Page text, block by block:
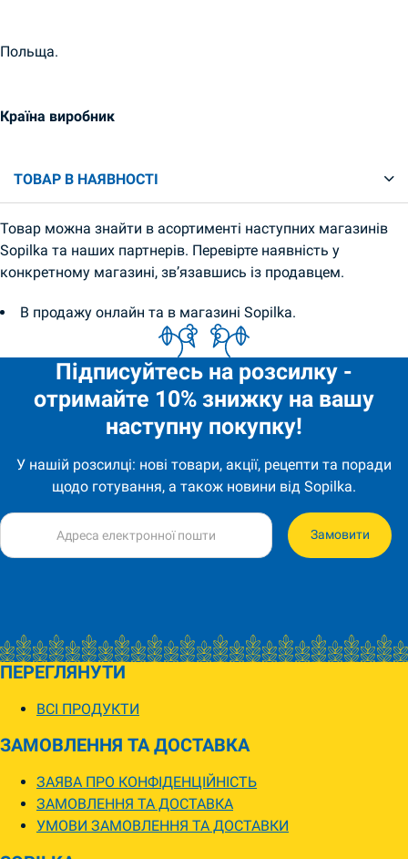
Польща.
Країна виробник
ТОВАР В НАЯВНОСТІ
Товар можна знайти в асортименті наступних магазинів
Sopilka та наших партнерів. Перевірте наявність у
конкретному магазині, зв’язавшись із продавцем.
В продажу онлайн та в магазині Sopilka.
Підписуйтесь на розсилку -
отримайте 10% знижку на вашу
наступну покупку!
У нашій розсилці: нові товари, акції, рецепти та поради
щодо готування, а також новини від Sopilka.
Замовити
ПЕРЕГЛЯНУТИ
ВСІ ПРОДУКТИ
ЗАМОВЛЕННЯ ТА ДОСТАВКА
ЗАЯВА ПРО КОНФІДЕНЦІЙНІСТЬ
ЗАМОВЛЕННЯ ТА ДОСТАВКА
УМОВИ ЗАМОВЛЕННЯ ТА ДОСТАВКИ